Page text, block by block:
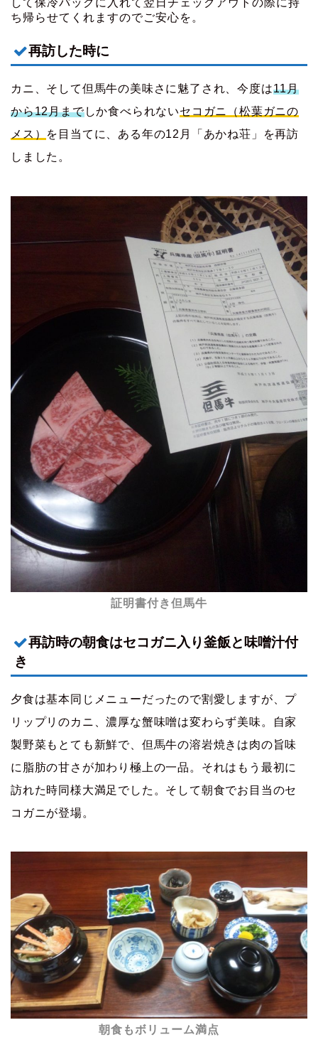
ち帰らせてくれますのでご安心を。
再訪した時に
カニ、そして但馬牛の美味さに魅了され、今度は11月
から12月までしか食べられないセコガニ（松葉ガニの
メス） を目当てに、ある年の12月「あかね荘」を再訪
しました。
証明書付き但馬牛
再訪時の朝食はセコガニ入り釜飯と味噌汁付
き
夕食は基本同じメニューだったので割愛しますが、プ
リップリのカニ、濃厚な蟹味噌は変わらず美味。自家
製野菜もとても新鮮で、但馬牛の溶岩焼きは肉の旨味
に脂肪の甘さが加わり極上の一品。それはもう最初に
訪れた時同様大満足でした。そして朝食でお目当のセ
コガニが登場。
朝食もボリューム満点